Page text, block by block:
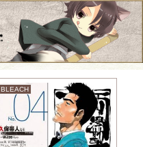
BLEACH